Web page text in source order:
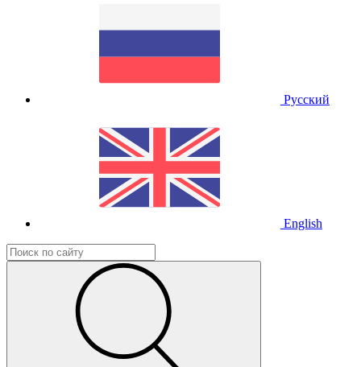
Русский
English